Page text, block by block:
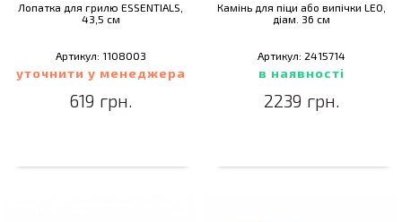
Лопатка для грилю ESSENTIALS,
43,5 см
Артикул: 1108003
уточнити у менеджера
619 грн.
Камінь для піци або випічки LEO,
діам. 36 см
Артикул: 2415714
в наявності
2239 грн.